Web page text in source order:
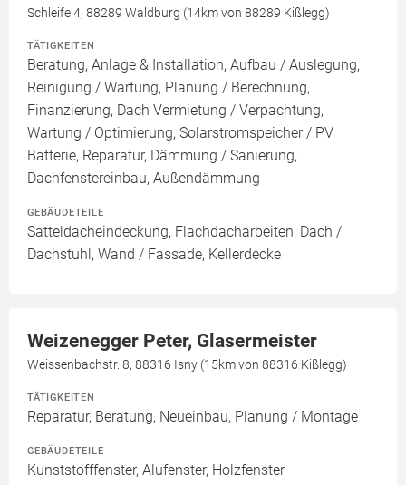
Schleife 4, 88289 Waldburg (14km von 88289 Kißlegg)
TÄTIGKEITEN
Beratung, Anlage & Installation, Aufbau / Auslegung,
Reinigung / Wartung, Planung / Berechnung,
Finanzierung, Dach Vermietung / Verpachtung,
Wartung / Optimierung, Solarstromspeicher / PV
Batterie, Reparatur, Dämmung / Sanierung,
Dachfenstereinbau, Außendämmung
GEBÄUDETEILE
Satteldacheindeckung, Flachdacharbeiten, Dach /
Dachstuhl, Wand / Fassade, Kellerdecke
Weizenegger Peter, Glasermeister
Weissenbachstr. 8, 88316 Isny (15km von 88316 Kißlegg)
TÄTIGKEITEN
Reparatur, Beratung, Neueinbau, Planung / Montage
GEBÄUDETEILE
Kunststofffenster, Alufenster, Holzfenster